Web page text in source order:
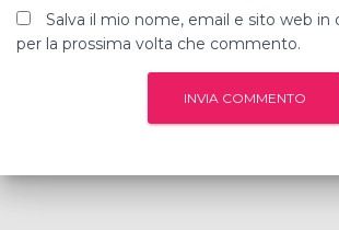
Salva il mio nome, email e sito web in
per la prossima volta che commento.